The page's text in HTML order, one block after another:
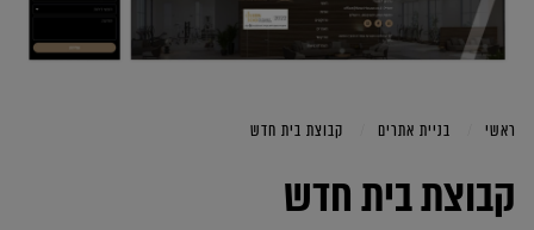
ראשי בניית אתרים קבוצת בית חדש
קבוצת בית חדש